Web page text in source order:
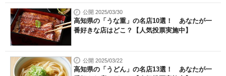
公開 2025/03/30
高知県の「うな重」の名店10選！ あなたが一
番好きな店はどこ？【人気投票実施中】
公開 2025/03/22
高知県の「うどん」の名店13選！ あなたが一